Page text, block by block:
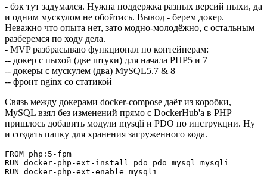
- бэк тут задумался. Нужна поддержка разных версий пыхи, да
и одним мускулом не обойтись. Вывод - берем докер.
Неважно что опыта нет, зато модно-молодёжно, с остальным
разберемся по ходу дела.
- MVP разбрасываю функционал по контейнерам:
-- докер с пыхой (две штуки) для начала PHP5 и 7
-- докеры с мускулем (два) MySQL5.7 & 8
-- фронт nginx со статикой
Связь между докерами docker-compose даёт из коробки,
MySQL взял без изменений прямо с DockerHub'а в PHP
пришлось добавить модули mysqli и PDO по инструкции. Ну
и создать папку для хранения загруженного кода.
FROM php:5-fpm
RUN docker-php-ext-install pdo pdo_mysql mysqli
RUN docker-php-ext-enable mysqli